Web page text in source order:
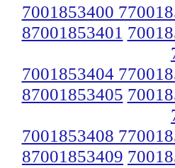
7001853400
87001853401
7001853404
87001853405
7001853408
87001853409